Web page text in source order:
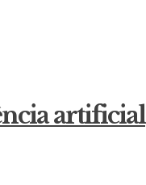
artificial